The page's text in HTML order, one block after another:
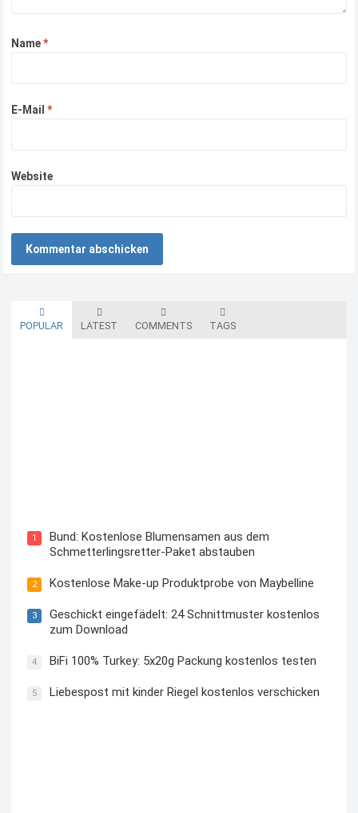
Name*
E-Mail*
Website
POPULAR LATEST COMMENTS TAGS
1
Bund: Kostenlose Blumensamen aus dem
Schmetterlingsretter-Paket abstauben
2 Kostenlose Make-up Produktprobe von Maybelline
3
Geschickt eingefädelt: 24 Schnittmuster kostenlos
zum Download
4 BiFi 100% Turkey: 5x20g Packung kostenlos testen
5 Liebespost mit kinder Riegel kostenlos verschicken